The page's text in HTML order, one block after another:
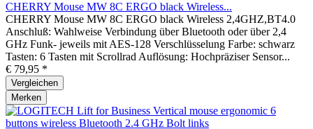
CHERRY Mouse MW 8C ERGO black Wireless...
CHERRY Mouse MW 8C ERGO black Wireless 2,4GHZ,BT4.0
Anschluß: Wahlweise Verbindung über Bluetooth oder über 2,4
GHz Funk- jeweils mit AES-128 Verschlüsselung Farbe: schwarz
Tasten: 6 Tasten mit Scrollrad Auflösung: Hochpräziser Sensor...
€ 79,95 *
Vergleichen
Merken